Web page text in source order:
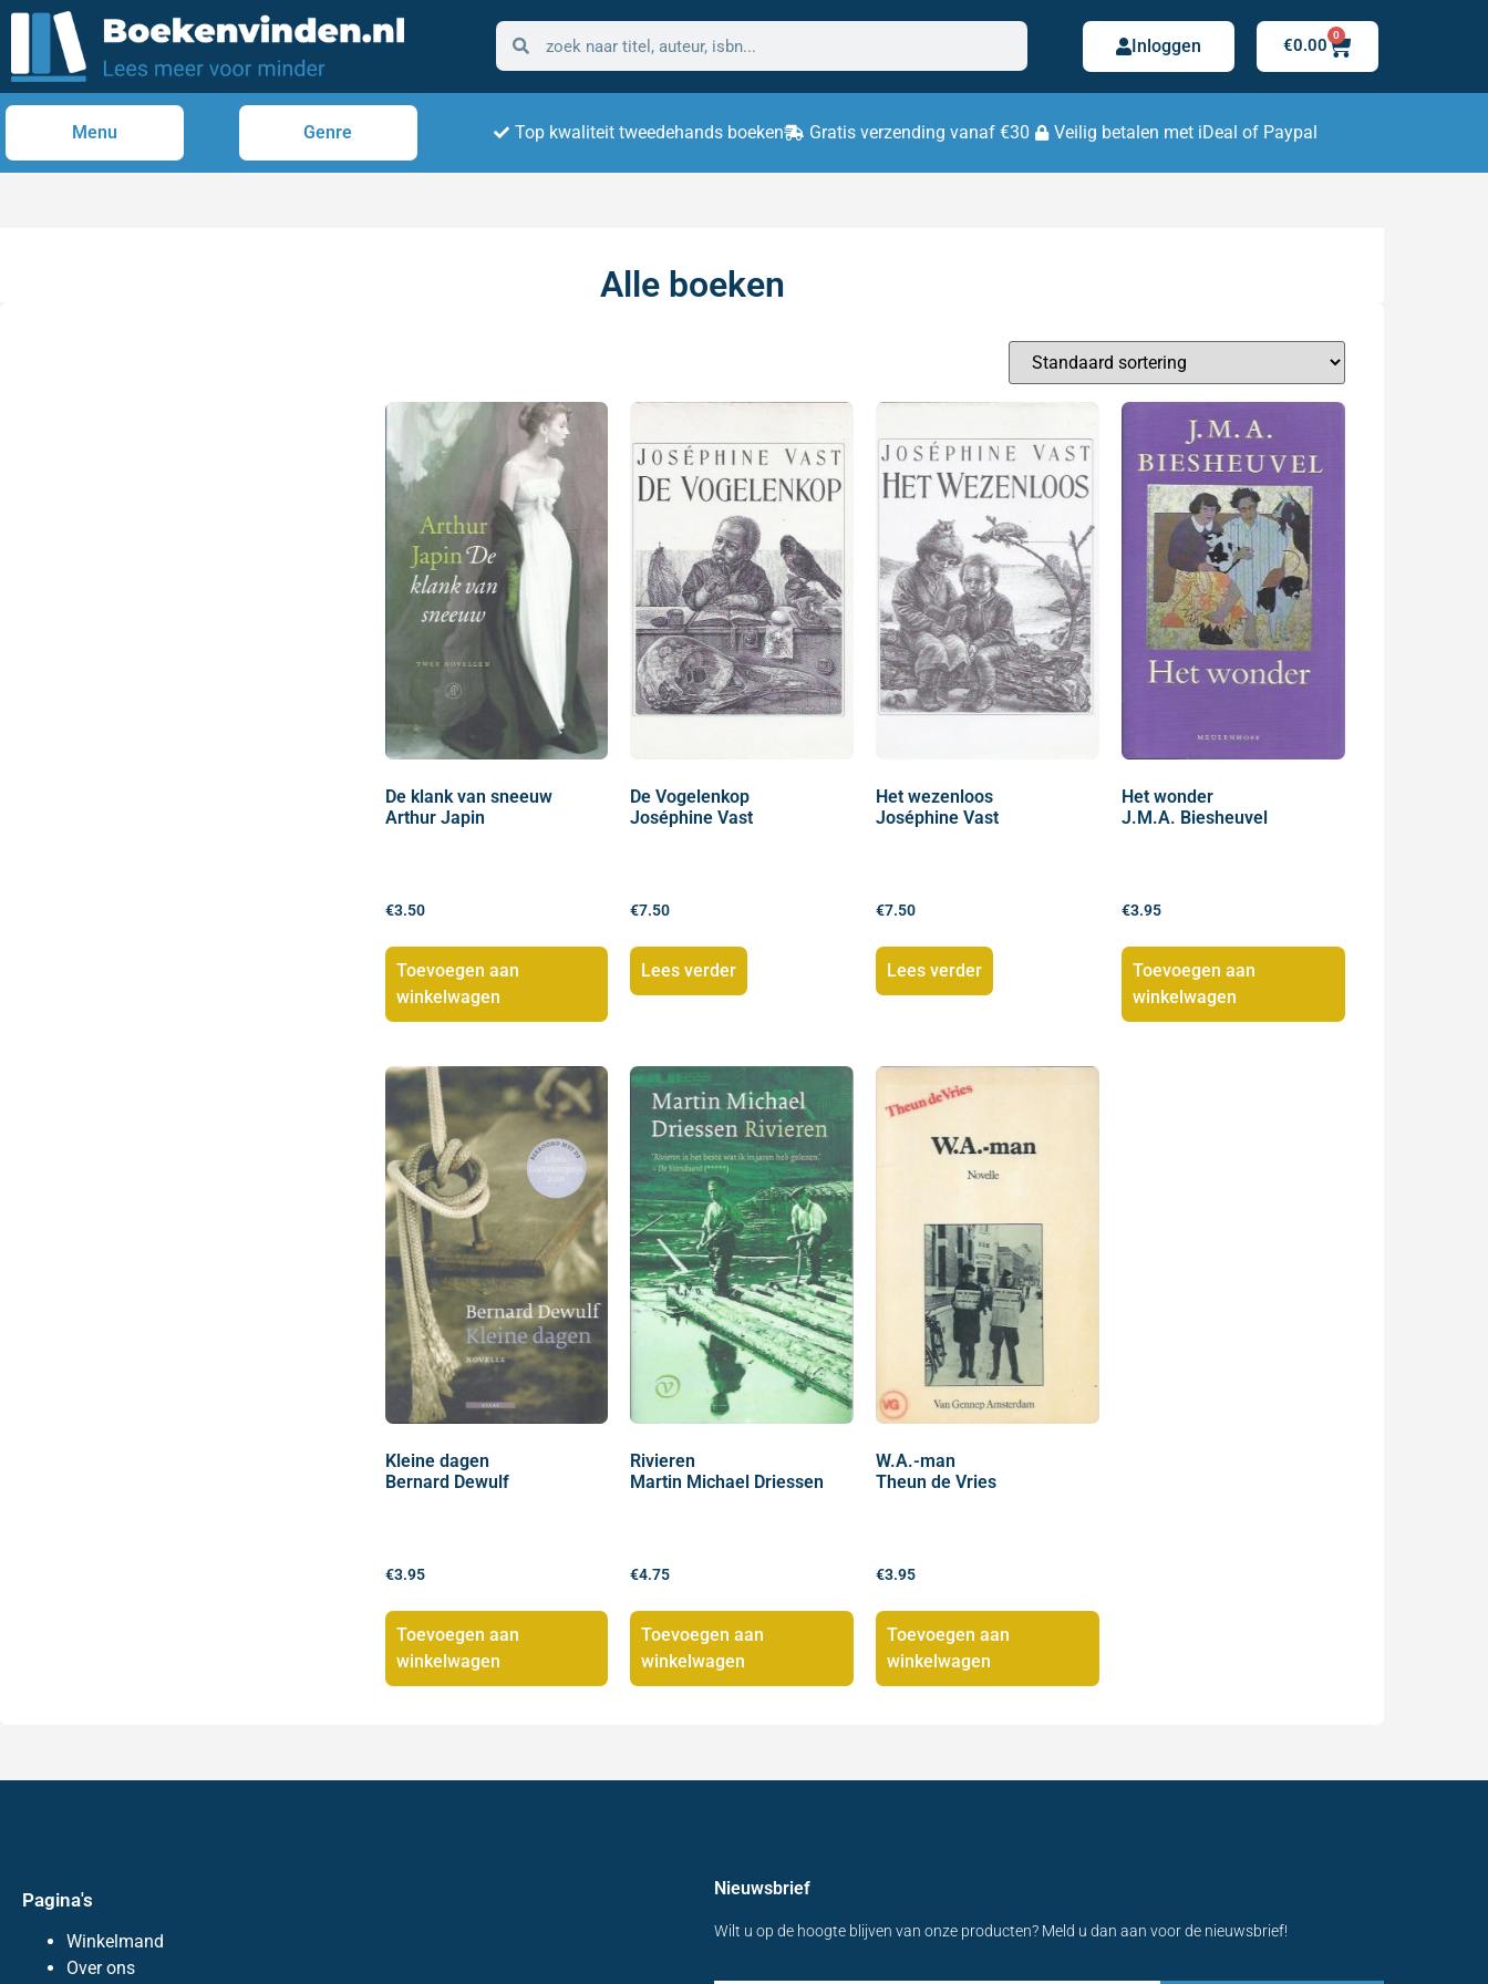
Inloggen €0.00
0
Menu Genre Top kwaliteit tweedehands boeken Gratis verzending vanaf €30 Veilig betalen met iDeal of Paypal
Alle boeken
De klank van sneeuw
Arthur Japin
€3.50
Toevoegen aan
winkelwagen
De Vogelenkop
Joséphine Vast
€7.50
Lees verder
Het wezenloos
Joséphine Vast
€7.50
Lees verder
Het wonder
J.M.A. Biesheuvel
€3.95
Toevoegen aan
winkelwagen
Kleine dagen
Bernard Dewulf
€3.95
Toevoegen aan
winkelwagen
Rivieren
Martin Michael Driessen
€4.75
Toevoegen aan
winkelwagen
W.A.-man
Theun de Vries
€3.95
Toevoegen aan
winkelwagen
Pagina's
Winkelmand
Over ons
Nieuwsbrief
Wilt u op de hoogte blijven van onze producten? Meld u dan aan voor de nieuwsbrief!